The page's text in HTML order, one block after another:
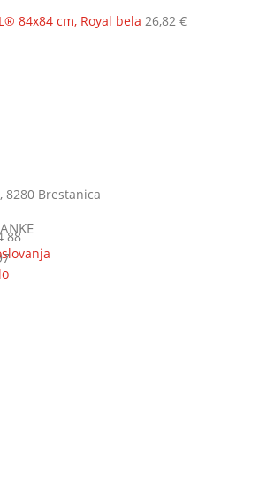
84x84 cm, Royal bela 26,82 €
8280 Brestanica
88